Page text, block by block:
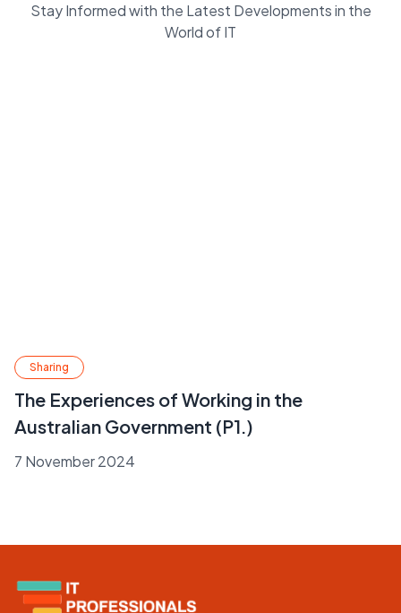
Stay Informed with the Latest Developments in the
World of IT
Sharing
The Experiences of Working in the
Australian Government (P1.)
7 November 2024